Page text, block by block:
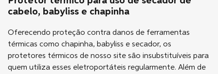
cabelo, babyliss e chapinha
Oferecendo proteção contra danos de ferramentas
térmicas como chapinha, babyliss e secador, os
protetores térmicos de nosso site são insubstituíveis para
quem utiliza esses eletroportáteis regularmente. Além de